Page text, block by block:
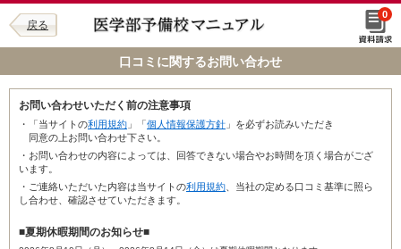
戻る
0
口コミに関するお問い合わせ
お問い合わせいただく前の注意事項
・「当サイトの利用規約 」「個人情報保護方針 」を必ずお読みいただき
同意の上お問い合わせ下さい。
・お問い合わせの内容によっては、回答できない場合やお時間を頂く場合がござ
います。
・ご連絡いただいた内容は当サイトの利用規約 、当社の定める口コミ基準に照ら
し合わせ、確認させていただきます。
■夏期休暇期間のお知らせ■